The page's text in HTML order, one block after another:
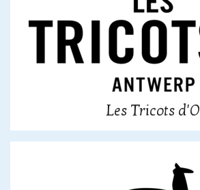
Les Tricots d'O